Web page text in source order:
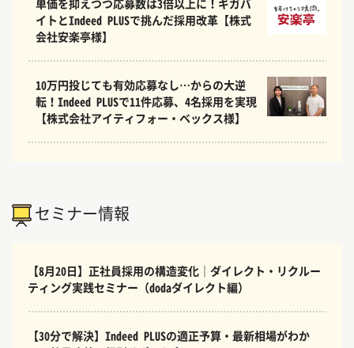
単価を抑えつつ応募数は3倍以上に！ギガバ
イトとIndeed PLUSで挑んだ採用改革【株式
会社安楽亭様】
10万円投じても有効応募なし…からの大逆
転！Indeed PLUSで11件応募、4名採用を実現
【株式会社アイティフォー・ベックス様】
セミナー情報
【8月20日】正社員採用の構造変化｜ダイレクト・リクルー
ティング実践セミナー（dodaダイレクト編）
【30分で解決】Indeed PLUSの適正予算・最新相場がわか